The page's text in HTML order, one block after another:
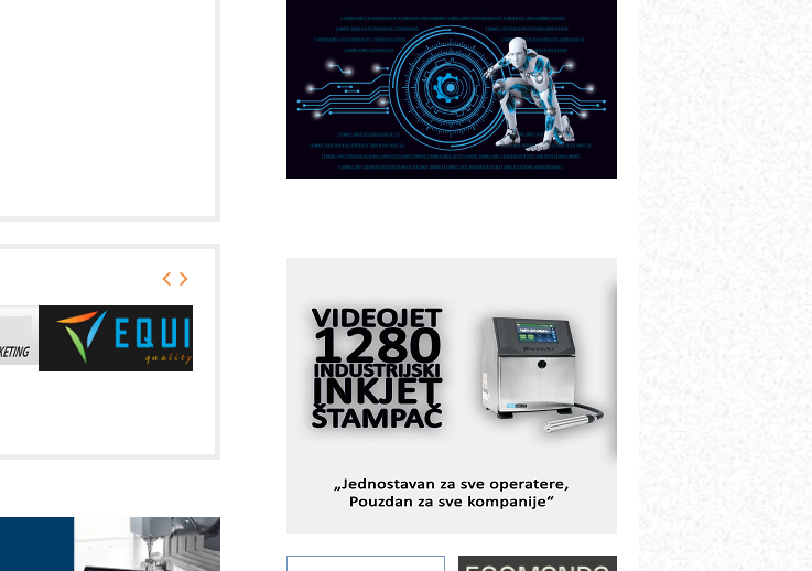
industrijsku automatizaciju
pionirskimmobile operator PANEL-OM
Fleksibilno stezanje i brzo
podešavanje u proizvodnji prototipova
KIP KOP – napredna rešenja za
savremene industrijske i logističke
objekte
kontrole kvaliteta
STAUFF – Komponente koje
povećavaju pouzdanost hidrauličkih
sistema
YAMADA pumpe – japanska
pouzdanost u transferu fluida
rešenja za filtraciju u hidrauličkim i
procesnim sistemima
industrije i biznisa